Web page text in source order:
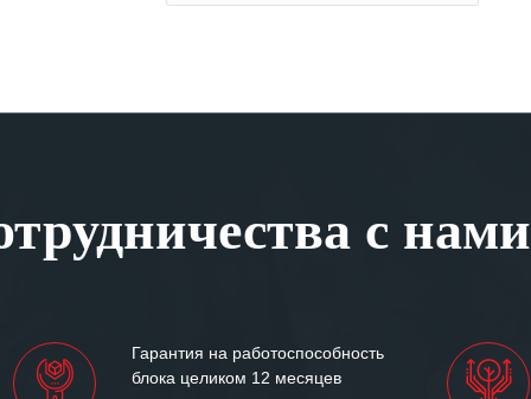
с нами
Гарантия на работоспособность
блока целиком 12 месяцев